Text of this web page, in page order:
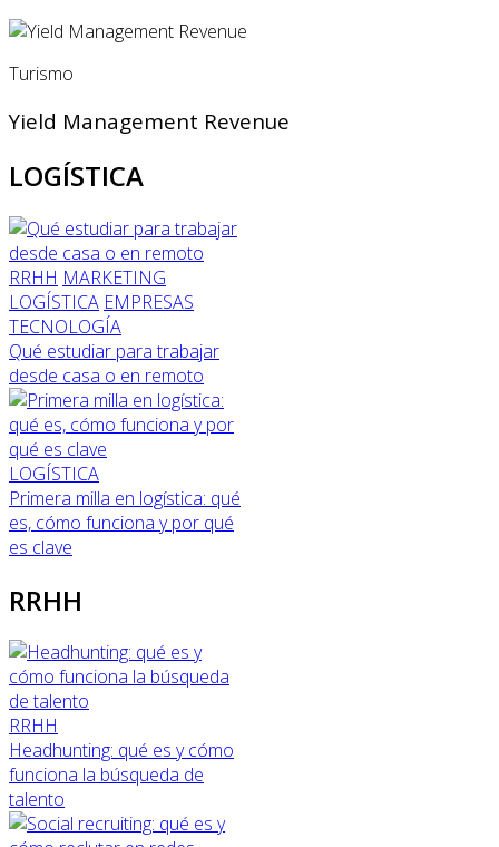
Turismo
Yield Management Revenue
LOGÍSTICA
RRHH MARKETING
LOGÍSTICA EMPRESAS
TECNOLOGÍA
Qué estudiar para trabajar
desde casa o en remoto
LOGÍSTICA
Primera milla en logística: qué
es, cómo funciona y por qué
es clave
RRHH
RRHH
Headhunting: qué es y cómo
funciona la búsqueda de
talento